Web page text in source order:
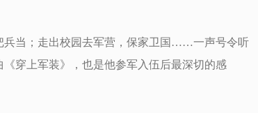
兵当；走出校园去军营，保家卫国……一声号令听
穿上军装》，也是他参军入伍后最深切的感